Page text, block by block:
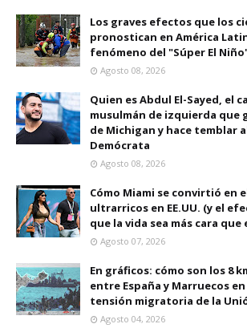
Los graves efectos que los
pronostican en América
fenómeno del "Súper El
Agosto 08, 2026
Quien es Abdul El-Sayed, el
musulmán de izquierda que
de Michigan y hace temblar
Demócrata
Agosto 08, 2026
Cómo Miami se convirtió en
ultrarricos en EE.UU. (y el
que la vida sea más cara que
Agosto 07, 2026
En gráficos: cómo son los 8
entre España y Marruecos
tensión migratoria de la
Agosto 04, 2026